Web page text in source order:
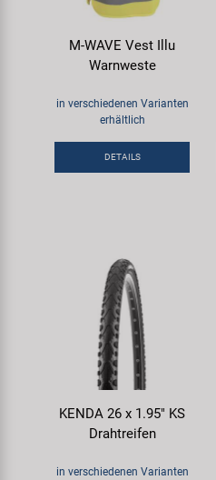
M-WAVE Vest Illu
Warnweste
in verschiedenen Varianten
erhältlich
DETAILS
KENDA 26 x 1.95" KS
Drahtreifen
in verschiedenen Varianten